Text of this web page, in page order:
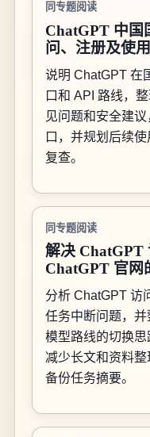
同专题阅读
ChatGPT 中国
问、注册及使
说明 ChatGPT 在
口和 API 路线，
见问题和安全建
口，并规划后续
复查。
同专题阅读
解决 ChatGPT
ChatGPT 官网
分析 ChatGPT 访
任务中断问题，
模型路线的切换
减少长文和资料
备份任务摘要。